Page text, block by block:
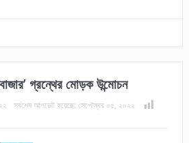
গ্রন্থের মোড়ক উন্মোচন
সর্বশেষ আপডেট হয়েছে: সেপ্টেম্বর ০৫, ২০২২